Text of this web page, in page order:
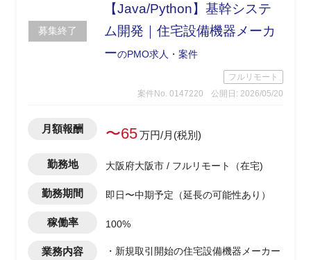
・既存事業の成長施策立案/推進
募集終了
【Java/Python】基幹システ
ム開発｜住宅設備機器メーカ
ーのPMO求人・案件
フルリモート
案件No. 0147220
公開日: 2026/05/20
月額報酬 〜65万円/月(税別)
勤務地 大阪府大阪市 / フルリモート（在宅)
勤務期間 即日〜中期予定（延長の可能性あり）
稼働率 100%
業務内容
・新規取引開始の住宅設備機器メーカー